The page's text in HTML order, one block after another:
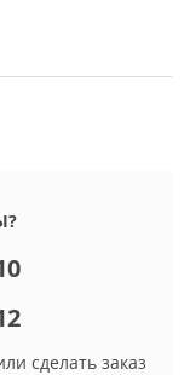
сделать заказ